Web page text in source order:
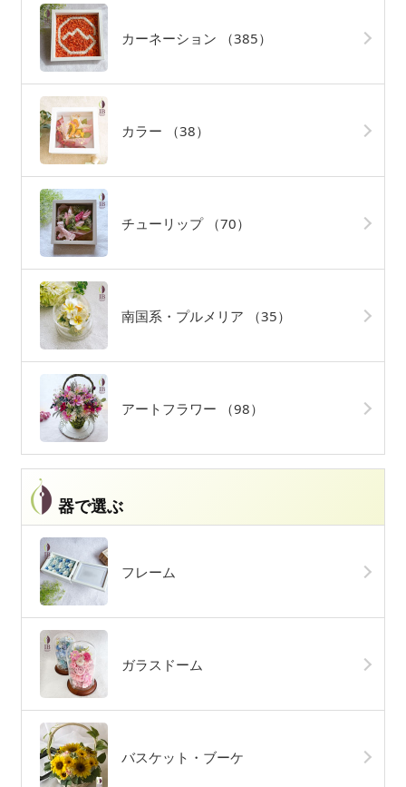
カーネーション （385）
カラー （38）
チューリップ （70）
南国系・プルメリア （35）
アートフラワー （98）
器で選ぶ
フレーム
ガラスドーム
バスケット・ブーケ